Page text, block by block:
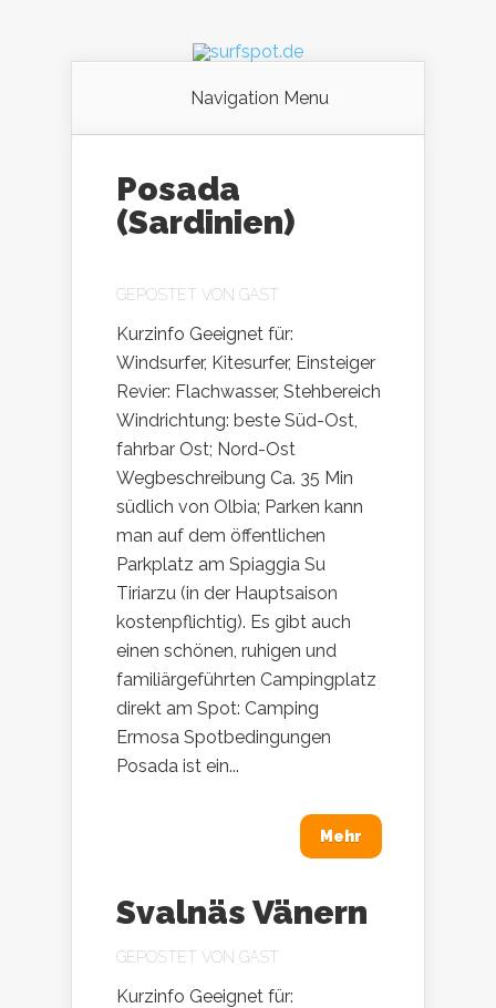
Navigation Menu
Posada
(Sardinien)
GEPOSTET VON GAST
Kurzinfo Geeignet für:
Windsurfer, Kitesurfer, Einsteiger
Revier: Flachwasser, Stehbereich
Windrichtung: beste Süd-Ost,
fahrbar Ost; Nord-Ost
Wegbeschreibung Ca. 35 Min
südlich von Olbia; Parken kann
man auf dem öffentlichen
Parkplatz am Spiaggia Su
Tiriarzu (in der Hauptsaison
kostenpflichtig). Es gibt auch
einen schönen, ruhigen und
familiärgeführten Campingplatz
direkt am Spot: Camping
Ermosa Spotbedingungen
Posada ist ein...
Mehr
Svalnäs Vänern
GEPOSTET VON GAST
Kurzinfo Geeignet für: